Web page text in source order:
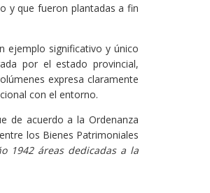
y que fueron plantadas a fin
ejemplo significativo y único
por el estado provincial,
expresa claramente
con el entorno.
de acuerdo a la Ordenanza
los Bienes Patrimoniales
1942 áreas dedicadas a la